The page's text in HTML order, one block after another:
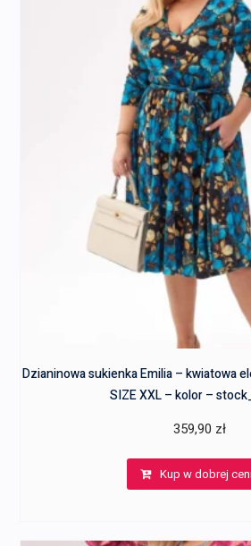
Dzianinowa sukienka Emilia – kwiatowa
SIZE XXL – kolor –
359,90 zł
Kup w dobrej